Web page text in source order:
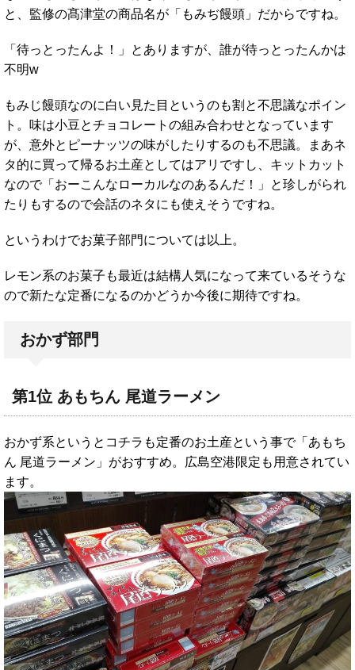
と、監修の髙津堂の商品名が「もみぢ饅頭」だからですね。
「待っとったんよ！」とありますが、誰が待っとったんかは
不明w
もみじ饅頭なのに白い見た目というのも割と不思議なポイン
ト。味は小豆とチョコレートの組み合わせとなっています
が、意外とピーナッツの味がしたりするのも不思議。まあネ
タ的に買って帰るお土産としてはアリですし、キットカット
なので「おーこんなローカルなのあるんだ！」と珍しがられ
たりもするので会話のネタにも使えそうですね。
というわけでお菓子部門については以上。
レモン系のお菓子も最近は結構人気になって来ているそうな
ので新たな定番になるのかどうか今後に期待ですね。
おかず部門
第1位 あもちん 尾道ラーメン
おかず系というとコチラも定番のお土産という事で「あもち
ん 尾道ラーメン」がおすすめ。広島空港限定も用意されてい
ます。